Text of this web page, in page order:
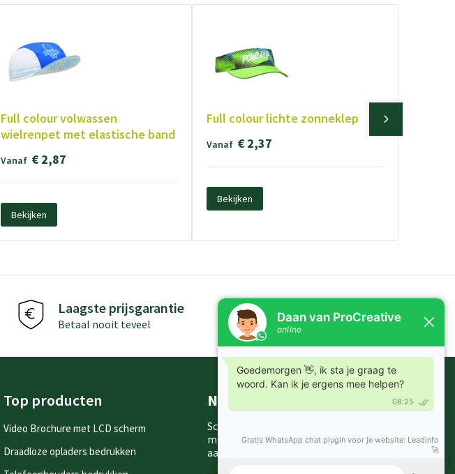
Full colour volwassen
wielrenpet met elastische band
Vanaf € 2,87
Bekijken
Full colour lichte zonneklep
Vanaf € 2,37
Bekijken
Laagste prijsgarantie
Betaal nooit teveel Kennis in producten
Top producten
Video Brochure met LCD scherm
Draadloze opladers bedrukken
Nieuwsbrieven
Schrijf je in voor onze nieuwsbrief en
mis nooit meer één van onze leuke
aanbiedingen of updates.